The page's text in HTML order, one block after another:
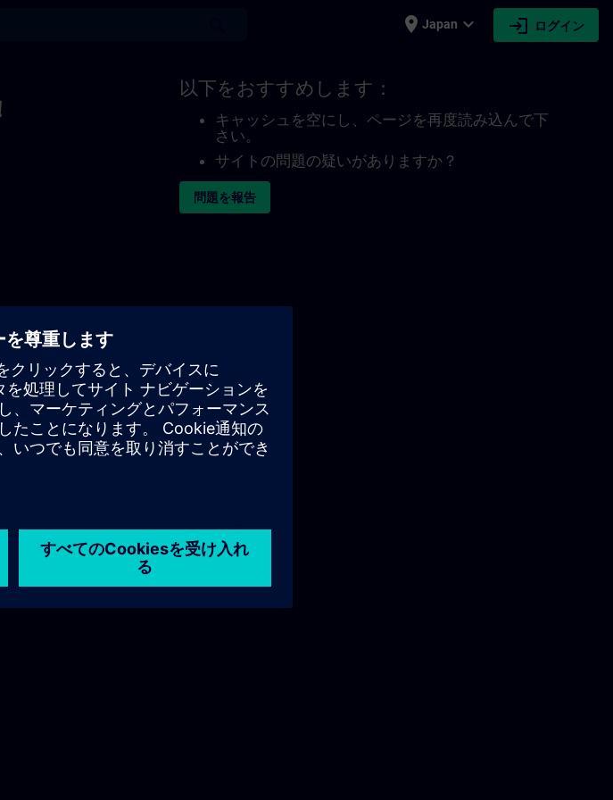
place Japan expand_more login ログイン
以下をおすすめします：
キャッシュを空にし、ページを再度読み込んで下
さい。
サイトの問題の疑いがありますか？
問題を報告